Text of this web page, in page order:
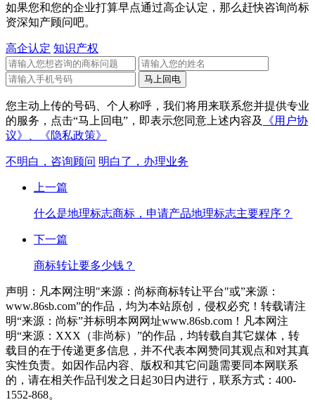
如果您和您的企业打算早点通过高企认定，那么赶快咨询尚标
资深知产顾问吧。
高企认定 知识产权
您主动上传的号码、个人称呼，我们将用来联系您并提供专业
的服务，点击“马上回电”，即表示您同意上述内容及
《用户协
议》、
《隐私政策》
不明白，咨询顾问 明白了，办理业务
上一篇
什么是地理标志商标，申请产品地理标志主要程序？
下一篇
商标转让要多少钱？
声明：凡本网注明"来源：尚标商标转让平台"或”来源：
www.86sb.com”的作品，均为本站原创，侵权必究！转载请注
明“来源：尚标”并标明本网网址www.86sb.com！凡本网注
明“来源：XXX（非尚标）”的作品，均转载自其它媒体，转
载目的在于传递更多信息，并不代表本网赞同其观点和对其真
实性负责。如因作品内容、版权和其它问题需要同本网联系
的，请在相关作品刊发之日起30日内进行，联系方式：400-
1552-868。